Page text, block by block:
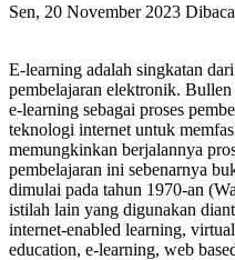
Sen, 20 November 2023
E-learning adalah singkatan
pembelajaran elektronik.
e-learning sebagai proses
teknologi internet untuk
memungkinkan berjalannya
pembelajaran ini sebenarnya
dimulai pada tahun 1970-an
istilah lain yang digunakan
internet-enabled learning,
education, e-learning, web